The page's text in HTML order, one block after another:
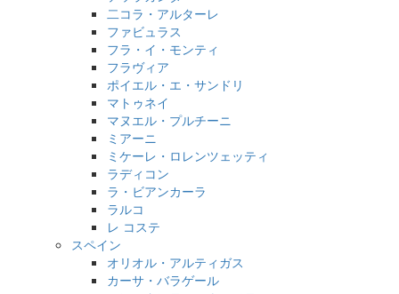
二コラ・アルターレ
ファビュラス
フラ・イ・モンティ
フラヴィア
ポイエル・エ・サンドリ
マトゥネイ
マヌエル・プルチーニ
ミアーニ
ミケーレ・ロレンツェッティ
ラディコン
ラ・ビアンカーラ
ラルコ
レ コステ
スペイン
オリオル・アルティガス
カーサ・バラゲール